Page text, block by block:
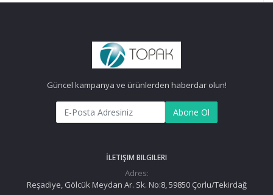
Güncel kampanya ve ürünlerden haberdar olun!
Abone Ol
İLETIŞIM BILGILERI
Adres:
Reşadiye, Gölcük Meydan Ar. Sk. No:8, 59850 Çorlu/Tekirdağ